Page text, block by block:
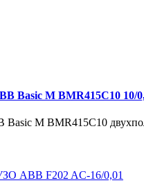
Basic M BMR415C10 10/
Basic M BMR415C10